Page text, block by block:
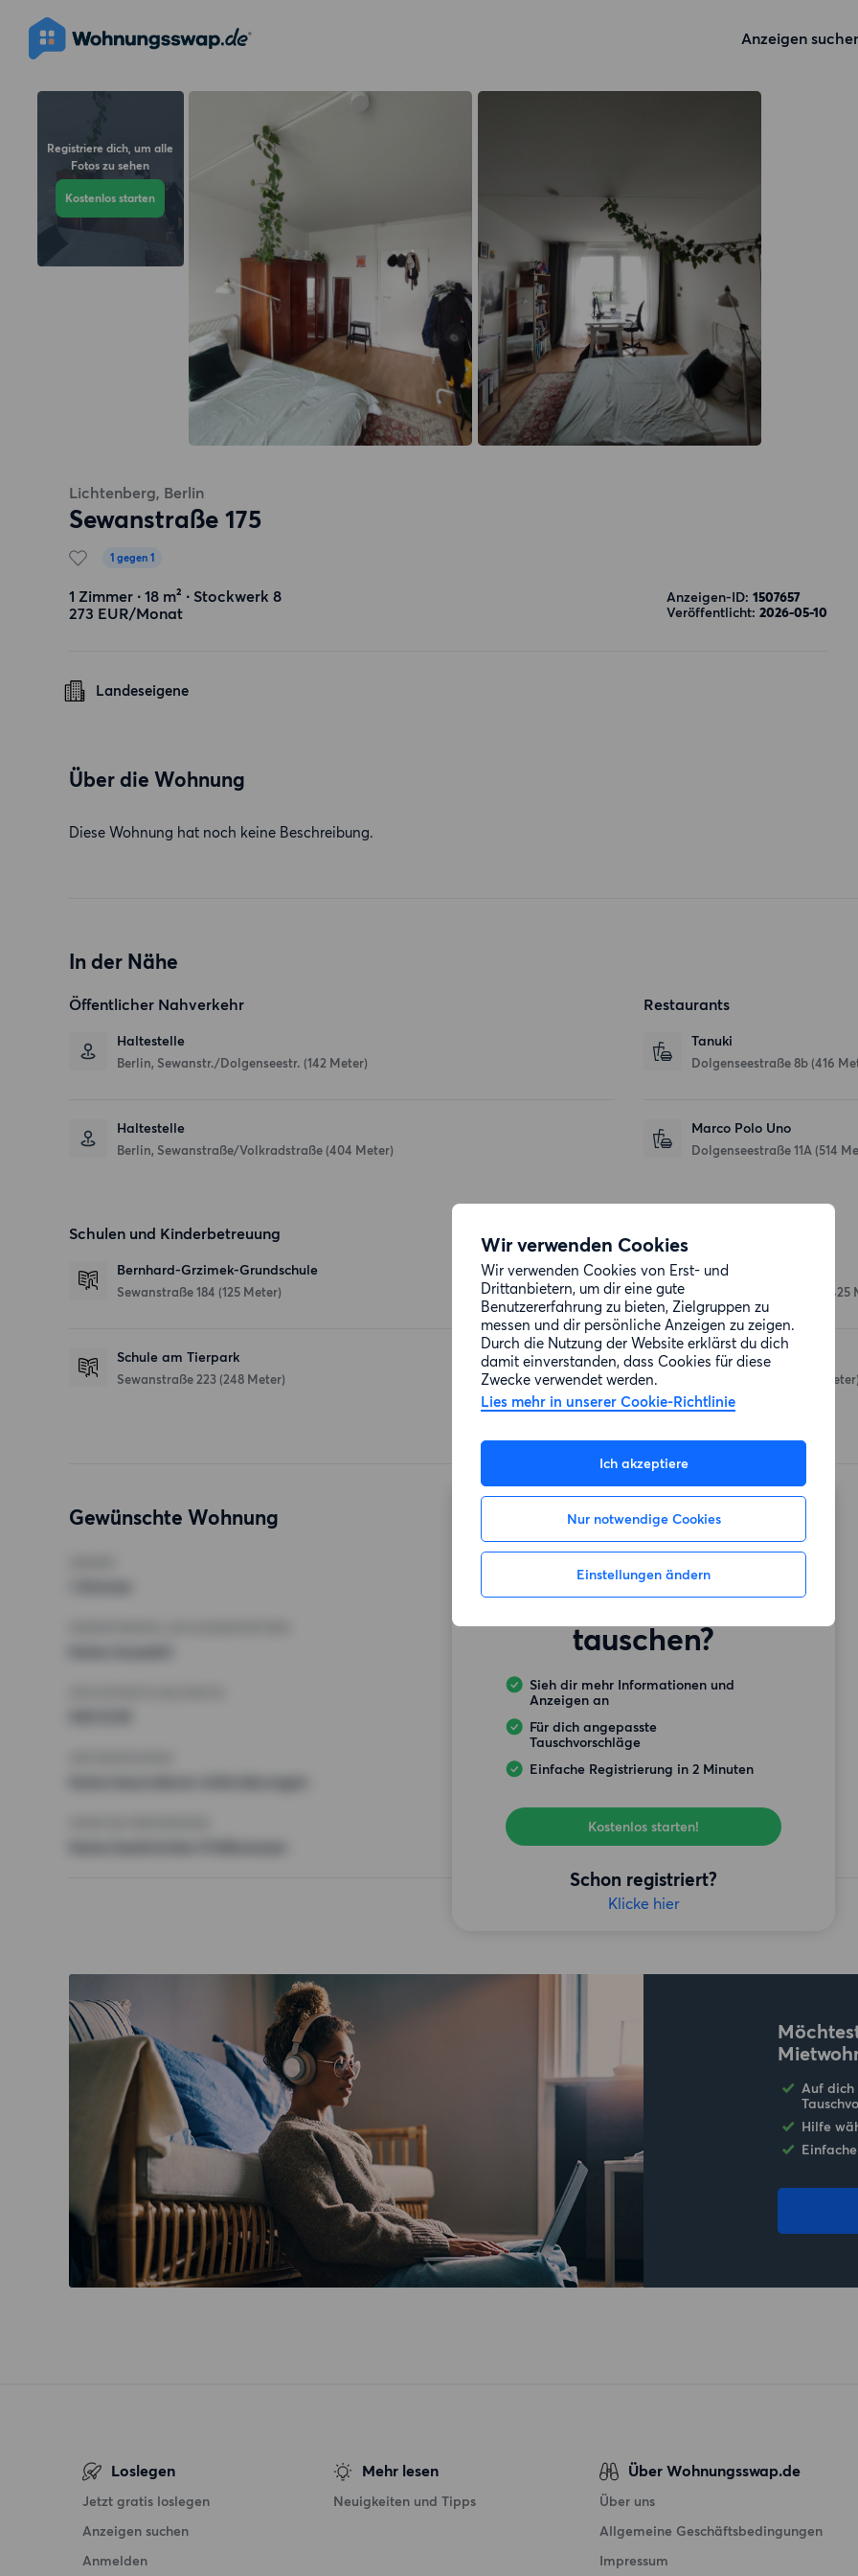
Wir verwenden Cookies
Wir verwenden Cookies von Erst- und
Drittanbietern, um dir eine gute
Benutzererfahrung zu bieten, Zielgruppen zu
messen und dir persönliche Anzeigen zu zeigen.
Durch die Nutzung der Website erklärst du dich
damit einverstanden, dass Cookies für diese
Zwecke verwendet werden.
Lies mehr in unserer Cookie-Richtlinie
Ich akzeptiere
Nur notwendige Cookies
Einstellungen ändern
Anzeigen
Registriere dich, um alle
Fotos zu sehen
Kostenlos starten
Lichtenberg, Berlin
Sewanstraße 175
1 gegen 1
1 Zimmer ∙ 18 m² ∙ Stockwerk 8
273 EUR/Monat
Anzeigen-ID: 1507657
Veröffentlicht: 2026-05-10
Landeseigene
Über die Wohnung
Diese Wohnung hat noch keine Beschreibung.
In der Nähe
Öffentlicher Nahverkehr
Haltestelle
Berlin, Sewanstr./Dolgenseestr. (142 Meter)
Haltestelle
Berlin, Sewanstraße/Volkradstraße (404 Meter)
Restaurants
Tanuki
Dolgenseestraße 8b (416
Marco Polo Uno
Dolgenseestraße 11A (514
Schulen und Kinderbetreuung
Bernhard-Grzimek-Grundschule
Sewanstraße 184 (125 Meter)
Schule am Tierpark
Sewanstraße 223 (248 Meter)
Einkaufsmöglichkeiten
REWE
PENNY
(453 Meter)
Gewünschte Wohnung
Möchtest du auch
deine
Mietwohnung
tauschen?
Sieh dir mehr Informationen und
Anzeigen an
Für dich angepasste
Tauschvorschläge
Einfache Registrierung in 2 Minuten
Kostenlos starten!
Schon registriert?
Klicke hier
Auf dich
Hilfe
Loslegen
Jetzt gratis loslegen
Anzeigen suchen
Anmelden
Mehr lesen
Neuigkeiten und Tipps
Über Wohnungsswap.de
Über uns
Allgemeine Geschäftsbedingungen
Impressum